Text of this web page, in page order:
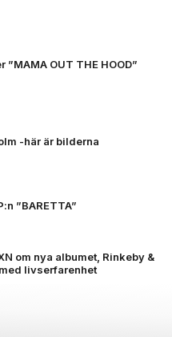
”MAMA OUT THE HOOD”
-här är bilderna
”BARETTA”
om nya albumet, Rinkeby &
livserfarenhet